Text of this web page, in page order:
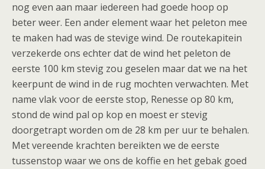
nog even aan maar iedereen had goede hoop op
beter weer. Een ander element waar het peleton mee
te maken had was de stevige wind. De routekapitein
verzekerde ons echter dat de wind het peleton de
eerste 100 km stevig zou geselen maar dat we na het
keerpunt de wind in de rug mochten verwachten. Met
name vlak voor de eerste stop, Renesse op 80 km,
stond de wind pal op kop en moest er stevig
doorgetrapt worden om de 28 km per uur te behalen.
Met vereende krachten bereikten we de eerste
tussenstop waar we ons de koffie en het gebak goed